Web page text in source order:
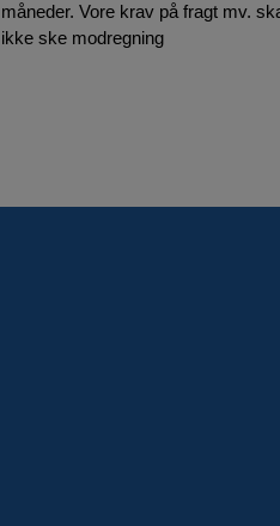
måneder. Vore krav på fragt mv.
ikke ske modregning